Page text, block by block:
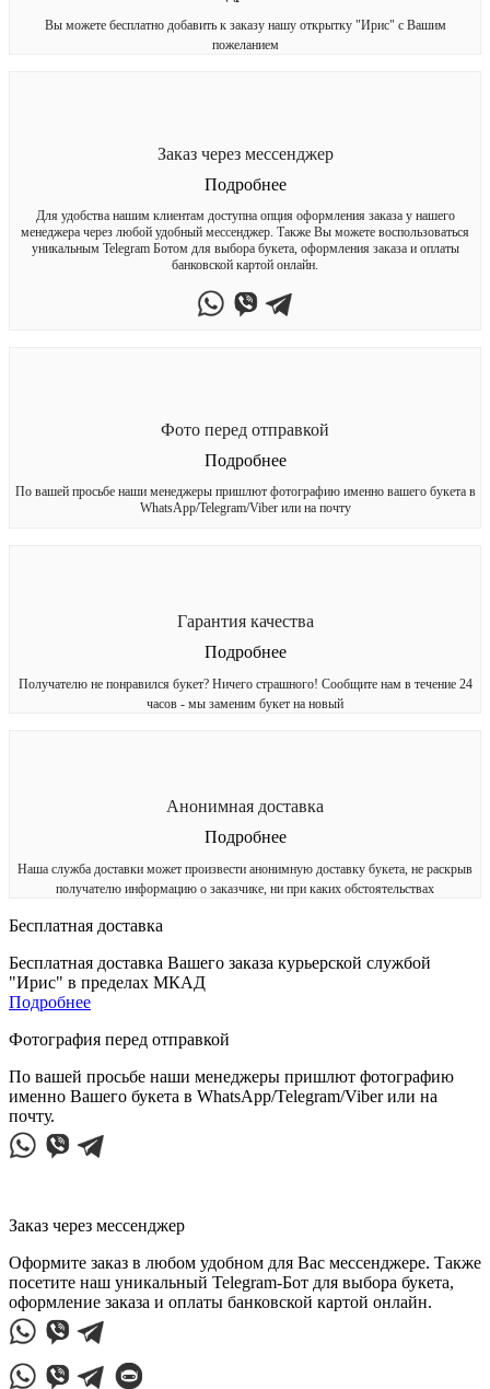
Вы можете бесплатно добавить к заказу нашу открытку "Ирис" с Вашим
пожеланием
Заказ через мессенджер
Подробнее
Для удобства нашим клиентам доступна опция оформления заказа у нашего
менеджера через любой удобный мессенджер. Также Вы можете воспользоваться
уникальным Telegram Ботом для выбора букета, оформления заказа и оплаты
банковской картой онлайн.
Фото перед отправкой
Подробнее
По вашей просьбе наши менеджеры пришлют фотографию именно вашего букета в
WhatsApp/Telegram/Viber или на почту
Гарантия качества
Подробнее
Получателю не понравился букет? Ничего страшного! Сообщите нам в течение 24
часов - мы заменим букет на новый
Анонимная доставка
Подробнее
Наша служба доставки может произвести анонимную доставку букета, не раскрыв
получателю информацию о заказчике, ни при каких обстоятельствах
Бесплатная доставка
Бесплатная доставка Вашего заказа курьерской службой
"Ирис" в пределах МКАД
Подробнее
Фотография перед отправкой
По вашей просьбе наши менеджеры пришлют фотографию
именно Вашего букета в WhatsApp/Telegram/Viber или на
почту.
Заказ через мессенджер
Оформите заказ в любом удобном для Вас мессенджере. Также
посетите наш уникальный Telegram-Бот для выбора букета,
оформление заказа и оплаты банковской картой онлайн.